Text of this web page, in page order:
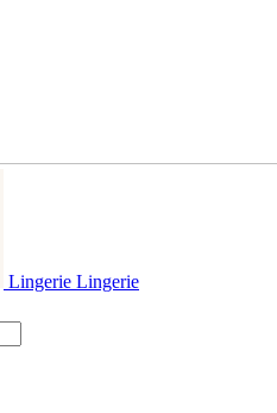
Lingerie Lingerie